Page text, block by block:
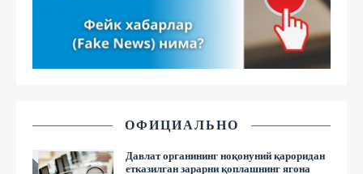
ОФИЦИАЛЬНО
Давлат органининг ноқонуний қароридан
етказилган зарарни қоплашнинг ягона